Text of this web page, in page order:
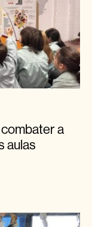
combater a
aulas